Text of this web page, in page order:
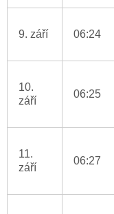
9. září 06:24
10.
září
06:25
11.
září
06:27